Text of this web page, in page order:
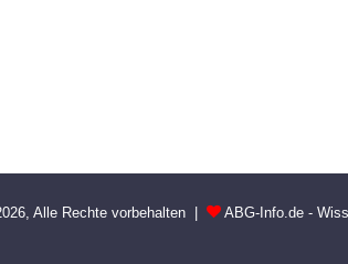
Alle Rechte vorbehalten | ABG-Info.de -